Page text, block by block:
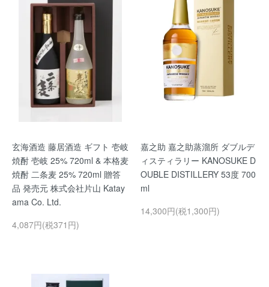
玄海酒造 藤居酒造 ギフト 壱岐
焼酎 壱岐 25% 720ml & 本格麦
焼酎 二条麦 25% 720ml 贈答
品 発売元 株式会社片山 Katay
ama Co. Ltd.
4,087円(税371円)
嘉之助 嘉之助蒸溜所 ダブルデ
ィスティラリー KANOSUKE D
OUBLE DISTILLERY 53度 700
ml
14,300円(税1,300円)